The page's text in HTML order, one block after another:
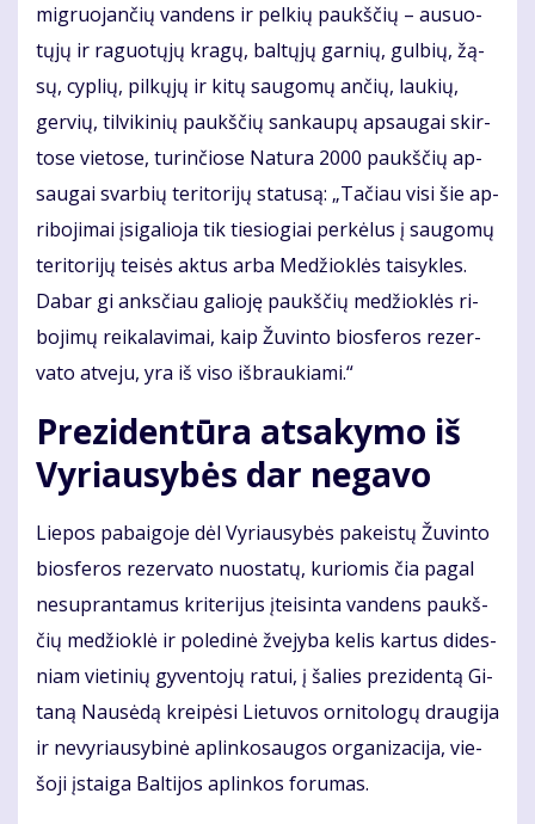
mig­ruo­jan­čių van­dens ir pel­kių paukš­čių – au­suo­
tų­jų ir ra­guo­tų­jų kra­gų, bal­tų­jų gar­nių, gul­bių, žą­
sų, cyp­lių, pil­kų­jų ir ki­tų sau­go­mų an­čių, lau­kių,
ger­vių, til­vi­ki­nių paukš­čių san­kau­pų ap­sau­gai skir­
to­se vie­to­se, tu­rin­čio­se Na­tu­ra 2000 paukš­čių ap­
sau­gai svar­bių te­ri­to­ri­jų sta­tu­są: „Ta­čiau vi­si šie ap­
ri­bo­ji­mai įsi­ga­lio­ja tik tie­sio­giai per­kė­lus į sau­go­mų
te­ri­to­ri­jų tei­sės ak­tus ar­ba Me­džiok­lės tai­syk­les.
Da­bar gi anks­čiau ga­lio­ję paukš­čių me­džiok­lės ri­
bo­ji­mų rei­ka­la­vi­mai, kaip Žu­vin­to bios­fe­ros re­zer­
va­to at­ve­ju, yra iš vi­so iš­brau­kia­mi.“
Pre­zi­den­tū­ra at­sa­ky­mo iš
Vy­riau­sy­bės dar ne­ga­vo
Lie­pos pa­bai­go­je dėl Vy­riau­sy­bės pa­keis­tų Žu­vin­to
bios­fe­ros re­zer­va­to nuo­sta­tų, ku­rio­mis čia pa­gal
ne­su­pran­ta­mus kri­te­ri­jus įtei­sin­ta van­dens paukš­
čių me­džiok­lė ir po­le­di­nė žve­jy­ba ke­lis kar­tus di­des­
niam vie­ti­nių gy­ven­to­jų ra­tui, į ša­lies pre­zi­den­tą Gi­
ta­ną Nau­sė­dą krei­pė­si Lie­tu­vos or­ni­to­lo­gų drau­gi­ja
ir ne­vy­riau­sy­bi­nė ap­lin­ko­sau­gos or­ga­ni­za­ci­ja, vie­
šo­ji įstai­ga Bal­ti­jos ap­lin­kos fo­ru­mas.